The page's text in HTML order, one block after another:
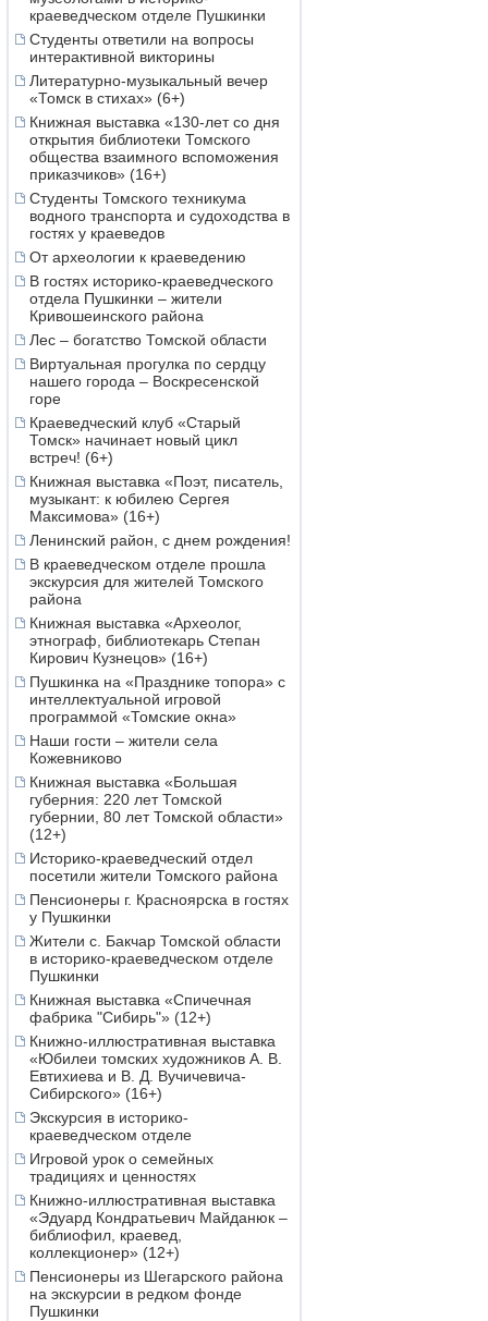
краеведческом отделе Пушкинки
Студенты ответили на вопросы
интерактивной викторины
Литературно-музыкальный вечер
«Томск в стихах» (6+)
Книжная выставка «130-лет со дня
открытия библиотеки Томского
общества взаимного вспоможения
приказчиков» (16+)
Студенты Томского техникума
водного транспорта и судоходства в
гостях у краеведов
От археологии к краеведению
В гостях историко-краеведческого
отдела Пушкинки – жители
Кривошеинского района
Лес – богатство Томской области
Виртуальная прогулка по сердцу
нашего города – Воскресенской
горе
Краеведческий клуб «Старый
Томск» начинает новый цикл
встреч! (6+)
Книжная выставка «Поэт, писатель,
музыкант: к юбилею Сергея
Максимова» (16+)
Ленинский район, с днем рождения!
В краеведческом отделе прошла
экскурсия для жителей Томского
района
Книжная выставка «Археолог,
этнограф, библиотекарь Степан
Кирович Кузнецов» (16+)
Пушкинка на «Празднике топора» с
интеллектуальной игровой
программой «Томские окна»
Наши гости – жители села
Кожевниково
Книжная выставка «Большая
губерния: 220 лет Томской
губернии, 80 лет Томской области»
(12+)
Историко-краеведческий отдел
посетили жители Томского района
Пенсионеры г. Красноярска в гостях
у Пушкинки
Жители с. Бакчар Томской области
в историко-краеведческом отделе
Пушкинки
Книжная выставка «Спичечная
фабрика "Сибирь"» (12+)
Книжно-иллюстративная выставка
«Юбилеи томских художников А. В.
Евтихиева и В. Д. Вучичевича-
Сибирского» (16+)
Экскурсия в историко-
краеведческом отделе
Игровой урок о семейных
традициях и ценностях
Книжно-иллюстративная выставка
«Эдуард Кондратьевич Майданюк –
библиофил, краевед,
коллекционер» (12+)
Пенсионеры из Шегарского района
на экскурсии в редком фонде
Пушкинки